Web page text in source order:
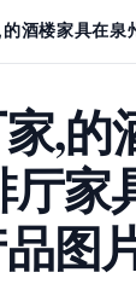
酒楼家具在
,
家
图